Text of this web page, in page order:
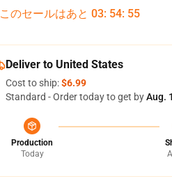
このセールはあと 03: 54: 54
Deliver to United States
Cost to ship:$6.99
Standard - Order today to get byAug.
Production
Today